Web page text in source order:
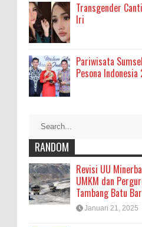
Transgender
Iri
Pariwisata
Pesona Indonesia
RANDOM
Revisi UU
UMKM dan
Tambang Batu
Januari 21, 2025